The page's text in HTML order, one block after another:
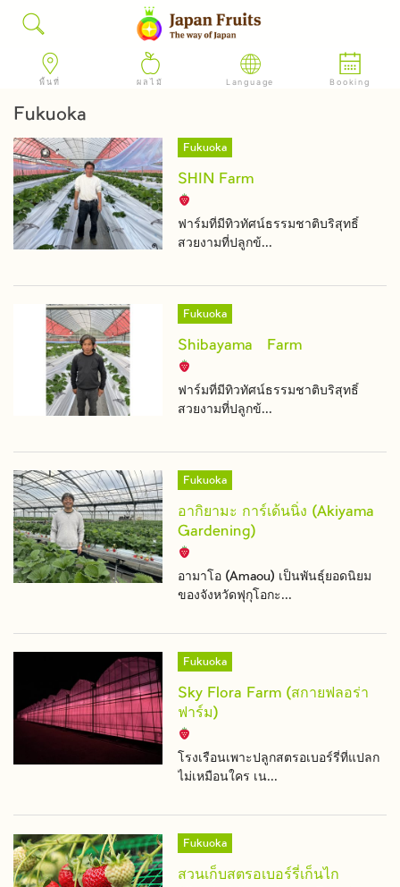
พื้นที่ ผลไม้ Language Booking
Fukuoka
Fukuoka
SHIN Farm
ฟาร์มที่มีทิวทัศน์ธรรมชาติบริสุทธิ์
สวยงามที่ปลูกข้...
Fukuoka
Shibayama Farm
ฟาร์มที่มีทิวทัศน์ธรรมชาติบริสุทธิ์
สวยงามที่ปลูกข้...
Fukuoka
อากิยามะ การ์เด้นนิ่ง (Akiyama
Gardening)
อามาโอ (Amaou) เป็นพันธุ์ยอดนิยม
ของจังหวัดฟุกุโอกะ...
Fukuoka
Sky Flora Farm (สกายฟลอร่า
ฟาร์ม)
โรงเรือนเพาะปลูกสตรอเบอร์รี่ที่แปลก
ไม่เหมือนใคร เน...
Fukuoka
สวนเก็บสตรอเบอร์รี่เก็นไก